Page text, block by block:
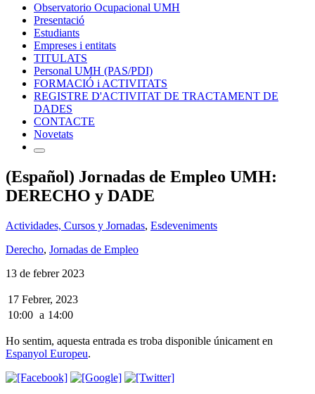
Observatorio Ocupacional UMH
Presentació
Estudiants
Empreses i entitats
TITULATS
Personal UMH (PAS/PDI)
FORMACIÓ i ACTIVITATS
REGISTRE D'ACTIVITAT DE TRACTAMENT DE
DADES
CONTACTE
Novetats
(Español) Jornadas de Empleo UMH:
DERECHO y DADE
Actividades, Cursos y Jornadas, Esdeveniments
Derecho, Jornadas de Empleo
13 de febrer 2023
17 Febrer, 2023
10:00 a 14:00
Ho sentim, aquesta entrada es troba disponible únicament en
Espanyol Europeu.